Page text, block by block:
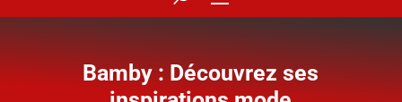
Bamby : Découvrez ses